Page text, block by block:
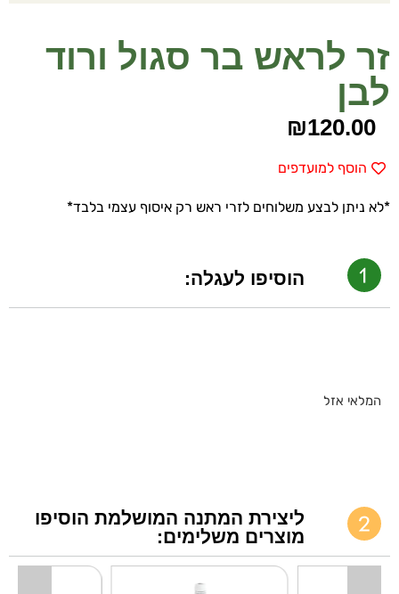
זר לראש בר סגול ורוד
לבן
₪120.00
הוסף למועדפים
*לא ניתן לבצע משלוחים לזרי ראש רק איסוף עצמי בלבד*
הוסיפו לעגלה:
המלאי אזל
ליצירת המתנה המושלמת הוסיפו
מוצרים משלימים: